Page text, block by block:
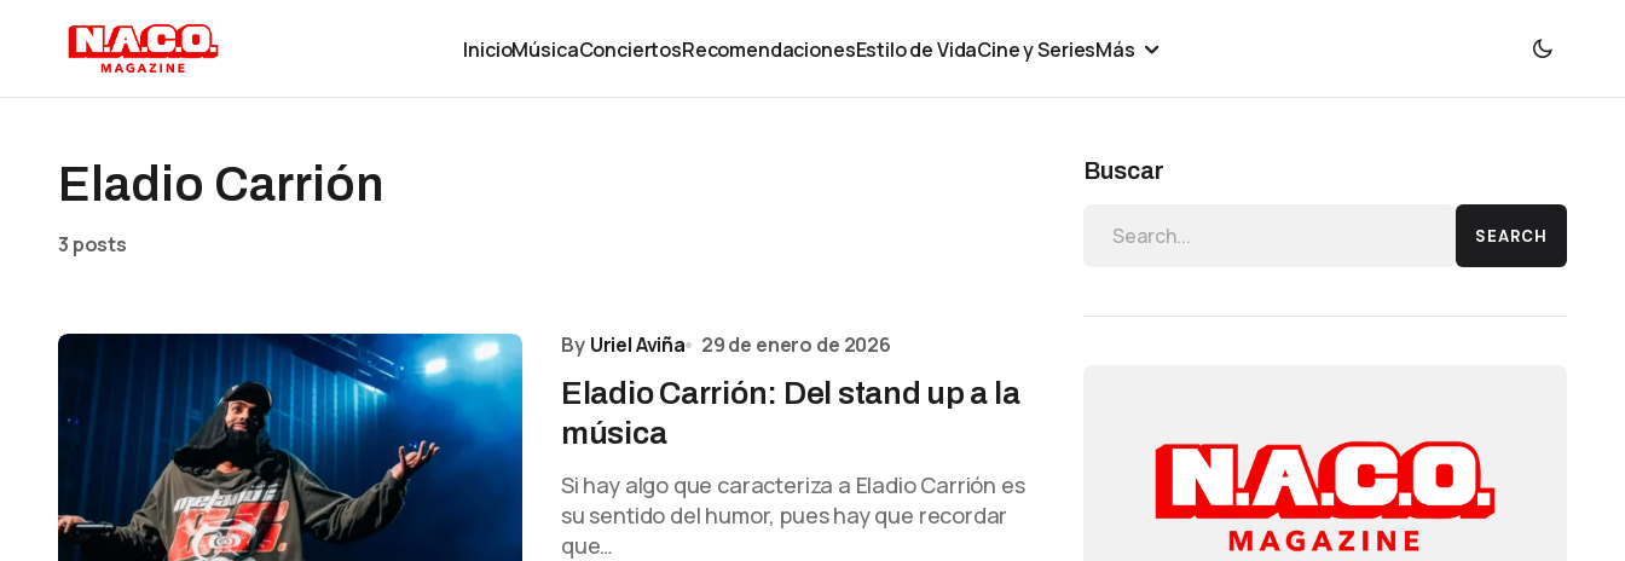
InicioMúsicaConciertosRecomendacionesEstilo de VidaCine y SeriesMás
Eladio Carrión
3 posts
By Uriel Aviña 29 de enero de 2026
Eladio Carrión: Del stand up a la
música
Si hay algo que caracteriza a Eladio Carrión es
su sentido del humor, pues hay que recordar
que…
Buscar
SEARCH